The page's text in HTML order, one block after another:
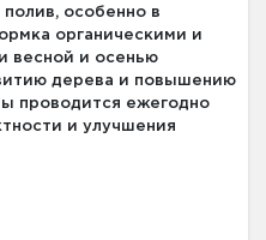
особенно в
органическими и
весной и осенью
дерева и повышению
проводится ежегодно
и улучшения